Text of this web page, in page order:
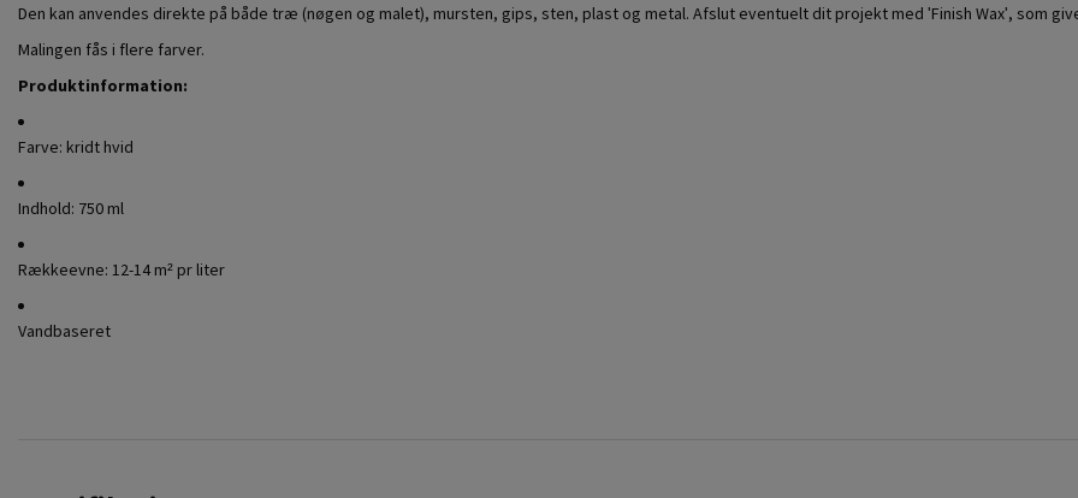
Den kan anvendes direkte på både træ (nøgen og malet), mursten, gips, sten, plast og metal. Afslut eventuelt dit projekt med 'Finish Wax', som
Malingen fås i flere farver.
Produktinformation:
Farve: kridt hvid
Indhold: 750 ml
Rækkeevne: 12-14 m² pr liter
Vandbaseret